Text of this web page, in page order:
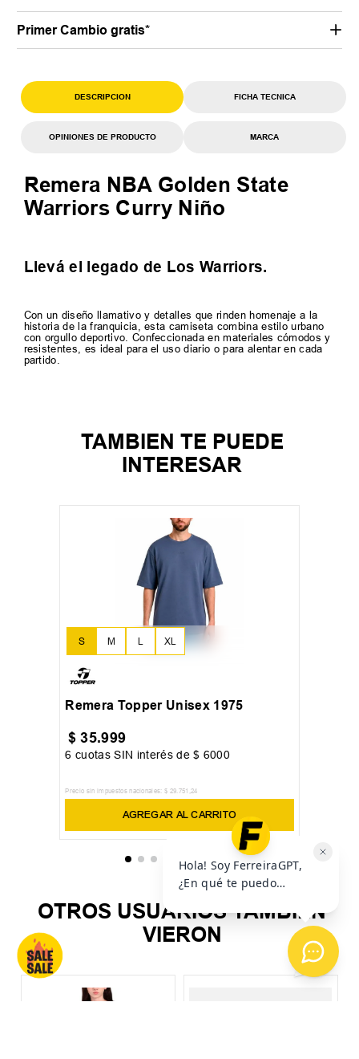
Primer Cambio gratis*
DESCRIPCION FICHA TECNICA
OPINIONES DE PRODUCTO MARCA
Remera NBA Golden State
Warriors Curry Niño
Llevá el legado de Los Warriors.
Con un diseño llamativo y detalles que rinden homenaje a la
historia de la franquicia, esta camiseta combina estilo urbano
con orgullo deportivo. Confeccionada en materiales cómodos y
resistentes, es ideal para el uso diario o para alentar en cada
partido.
TAMBIEN TE PUEDE
INTERESAR
S L
M XL
Remera Topper Unisex 1975
$ 35.999
6 cuotas SIN interés de$ 6000
Precio sin impuestos nacionales: $ 29.751 ,24
AGREGAR AL CARRITO
OTROS USUARIOS TAMBIÉN
VIERON